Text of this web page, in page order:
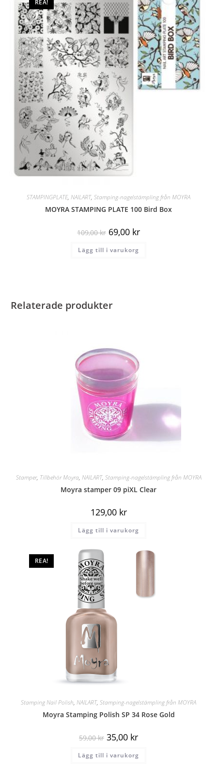
REA!
STAMPINGPLATE, NAILART, Stamping-nagelstämpling från MOYRA
MOYRA STAMPING PLATE 100 Bird Box
109,00kr 69,00 kr
Lägg till i varukorg
Relaterade produkter
Stamper, Tillbehör Moyra, NAILART, Stamping-nagelstämpling från MOYRA
Moyra stamper 09 piXL Clear
129,00 kr
Lägg till i varukorg
REA!
Stamping Nail Polish, NAILART, Stamping-nagelstämpling från MOYRA
Moyra Stamping Polish SP 34 Rose Gold
59,00kr 35,00 kr
Lägg till i varukorg